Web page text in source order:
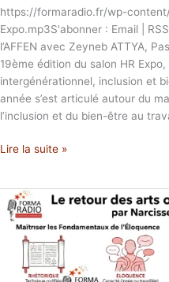
https://formaradio.fr/wp-
Expo.mp3S'abonner : Email |
l’AFFEN avec Zeyneb ATTYA,
19ème édition du salon HR
intergénérationnel, inclusion et
année s’est articulé autour du
l’inclusion et du bien-être au
Lire la suite »
Le
retour
des
oratoires